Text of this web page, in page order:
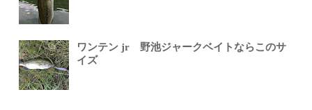
ワンテン jr 野池ジャークベイトならこのサ
イズ